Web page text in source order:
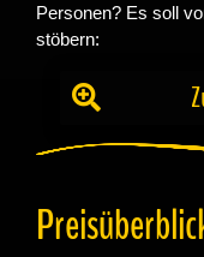
Personen? Es soll
stöbern: